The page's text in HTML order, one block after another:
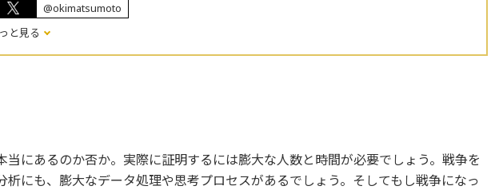
@okimatsumoto
と見る
当にあるのか否か。実際に証明するには膨大な人数と時間が必要でしょう。戦争を
析にも、膨大なデータ処理や思考プロセスがあるでしょう。そしてもし戦争になっ